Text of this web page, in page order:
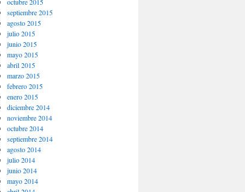
septiembre 2015
agosto 2015
julio 2015
junio 2015
mayo 2015
abril 2015
marzo 2015
febrero 2015
enero 2015
diciembre 2014
noviembre 2014
octubre 2014
septiembre 2014
agosto 2014
julio 2014
junio 2014
mayo 2014